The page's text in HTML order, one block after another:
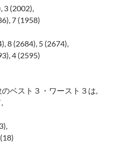
3 (2002),
7 (1958)
8 (2684), 5 (2674),
4 (2595)
ベスト３・ワースト３は,